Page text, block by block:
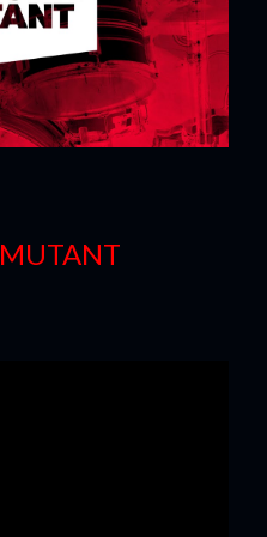
MUTANT